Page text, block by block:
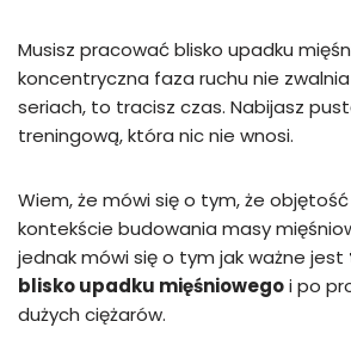
Musisz pracować blisko upadku
koncentryczna faza ruchu nie
seriach, to tracisz czas. Nabijasz
treningową, która nic nie wnosi.
Wiem, że mówi się o tym, że
kontekście budowania masy
jednak mówi się o tym jak ważne jest
blisko upadku mięśniowegoi po
dużych ciężarów.